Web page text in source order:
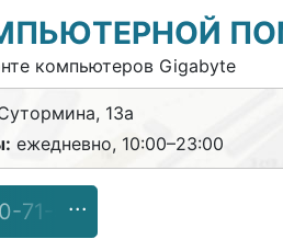
компьютеров Gigabyte
13а
ежедневно, 10:00–23:00
71-57